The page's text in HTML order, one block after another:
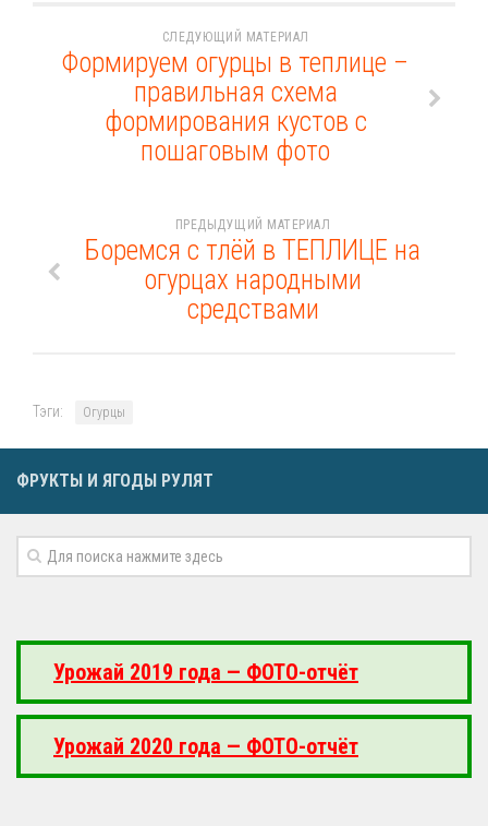
СЛЕДУЮЩИЙ МАТЕРИАЛ
Формируем огурцы в теплице –
правильная схема
формирования кустов с
пошаговым фото
ПРЕДЫДУЩИЙ МАТЕРИАЛ
Боремся с тлёй в ТЕПЛИЦЕ на
огурцах народными
средствами
Тэги: Огурцы
ФРУКТЫ И ЯГОДЫ РУЛЯТ
Урожай 2019 года — ФОТО-отчёт
Урожай 2020 года — ФОТО-отчёт